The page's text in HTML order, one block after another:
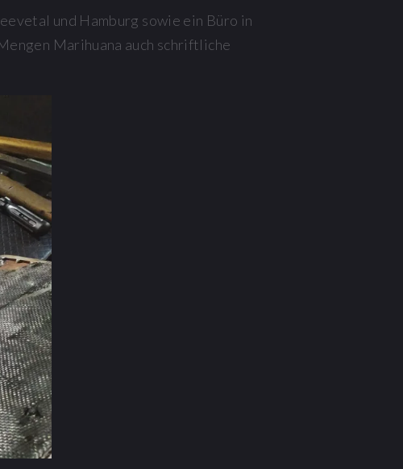
und Hamburg sowie ein Büro in
Marihuana auch schriftliche